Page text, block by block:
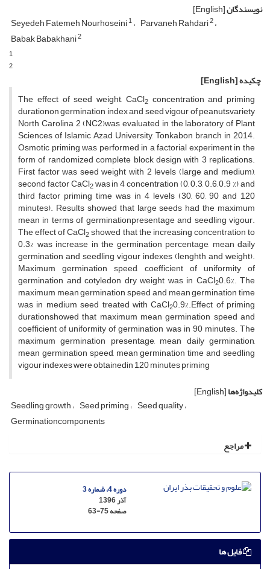
نویسندگان[English]
Seyedeh Fatemeh Nourhoseini1 Parvaneh Rahdari2
Babak Babakhani2
1
2
چکیده[English]
The effect of seed weight, CaCl2concentration and priming
durationon germination index and seed vigour of peanutsvariety
North Carolina 2 (NC2)was evaluated in the laboratory of Plant
Sciences of Islamic Azad University, Tonkabon branch in 2014.
Osmotic priming was performed in a factorial experiment in the
form of randomized complete block design with 3 replications.
First factor was seed weight with 2 levels (large and medium),
second factor CaCl2was in 4 concentration (0, 0.3, 0.6, 0.9 %) and
third factor priming time was in 4 levels (30, 60, 90 and 120
minutes). Results showed that large seeds had the maximum
mean in terms of germinationpresentage and seedling vigour.
The effect of CaCl2showed that the increasing concentration to
0.3% was increase in the germination percentage, mean daily
germination and seedling vigour indexes (lenghth and weight).
Maximum germination speed, coefficient of uniformity of
germination and cotyledon dry weight was in CaCl20.6%. The
maximum mean germination speed and mean germination time
was in medium seed treated with CaCl20.9%.Effect of priming
durationshowed that maximum mean germination speed and
coefficient of uniformity of germination was in 90 minutes. The
maximum germination presentage, mean daily germination,
mean germination speed, mean germination time and seedling
vigour indexes were obtainedin 120 minutes priming
کلیدواژه‌ها[English]
Seedling growth Seed priming Seed quality
Germinationcomponents
مراجع
دوره 4، شماره 3
آذر 1396
صفحه63-75
فایل ها